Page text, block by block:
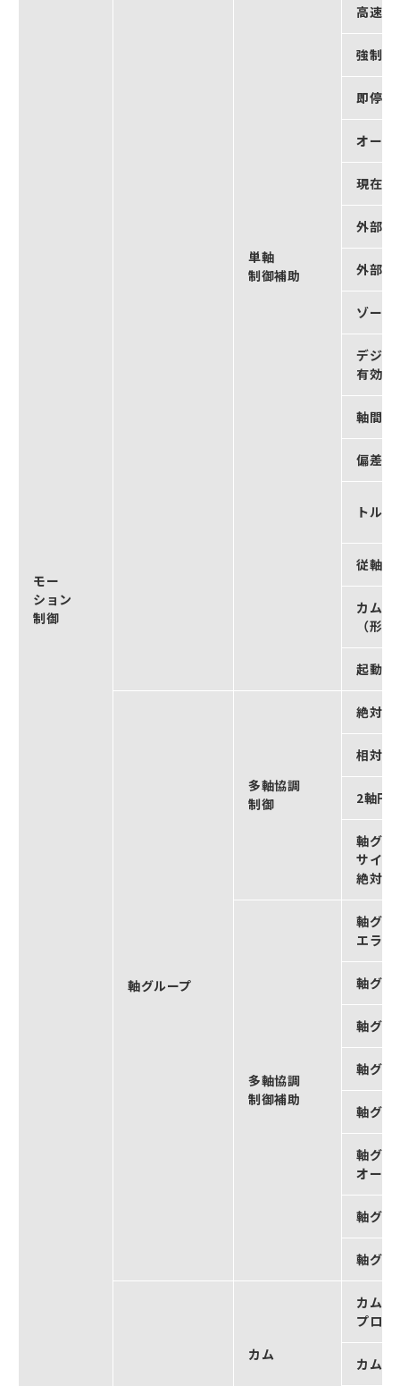
モー
ション
制御
単軸
制御補助
高速原
強制停
即停止
オーバ
現在位
外部ラ
外部ラ
ゾーン
デジタ
有効
軸間偏
偏差カ
トル
従軸位
カムモ
（形
起動速
軸グループ
多軸協調
制御
絶対値
相対値
2軸円
軸グル
サイク
絶対位
多軸協調
制御補助
軸グル
エラー
軸グル
軸グル
軸グル
軸グル
軸グル
オーバ
軸グル
軸グル
カム
カムテ
プロパ
カムテ